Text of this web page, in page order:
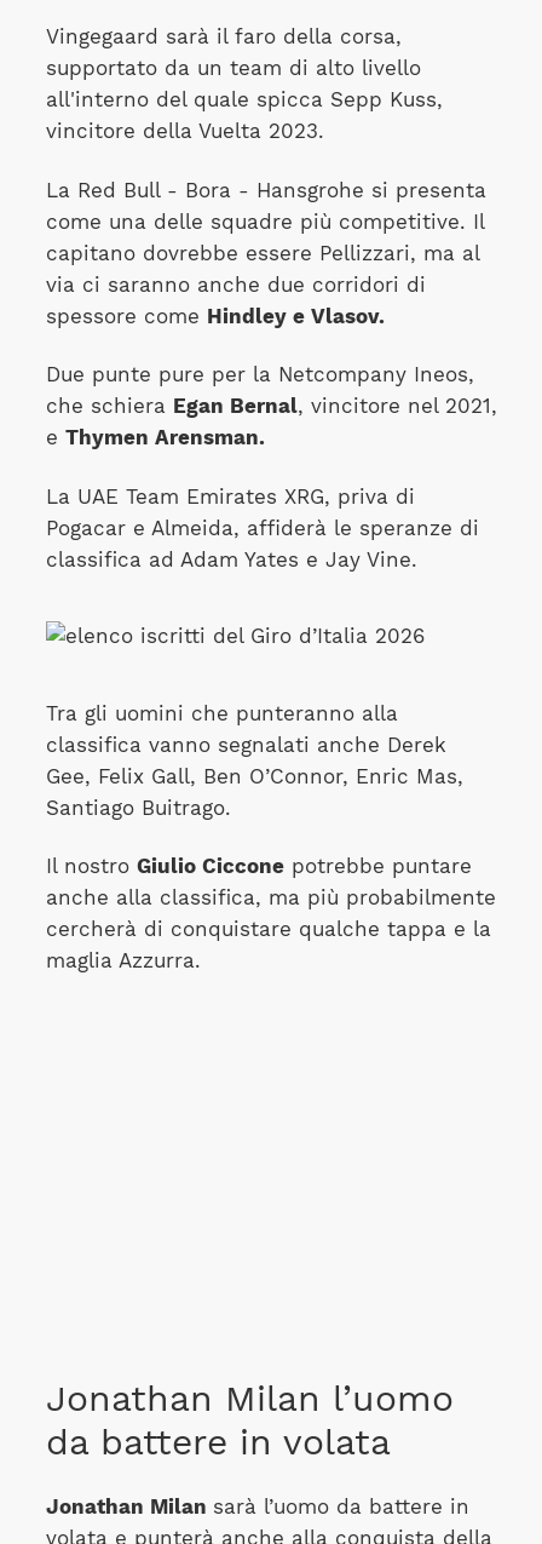
Vingegaard sarà il faro della corsa,
supportato da un team di alto livello
all'interno del quale spicca Sepp Kuss,
vincitore della Vuelta 2023.
La Red Bull - Bora - Hansgrohe si presenta
come una delle squadre più competitive. Il
capitano dovrebbe essere Pellizzari, ma al
via ci saranno anche due corridori di
spessore come Hindley e Vlasov.
Due punte pure per la Netcompany Ineos,
che schiera Egan Bernal, vincitore nel 2021,
e Thymen Arensman.
La UAE Team Emirates XRG, priva di
Pogacar e Almeida, affiderà le speranze di
classifica ad Adam Yates e Jay Vine.
Tra gli uomini che punteranno alla
classifica vanno segnalati anche Derek
Gee, Felix Gall, Ben O’Connor, Enric Mas,
Santiago Buitrago.
Il nostro Giulio Cicconepotrebbe puntare
anche alla classifica, ma più probabilmente
cercherà di conquistare qualche tappa e la
maglia Azzurra.
Jonathan Milan l’uomo
da battere in volata
Jonathan Milan sarà l’uomo da battere in
volata e punterà anche alla conquista della